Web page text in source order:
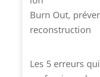
Burn Out,
reconstruction
Les 5 erreurs